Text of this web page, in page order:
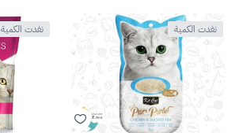
نفدت الكمية نفدت الكمية